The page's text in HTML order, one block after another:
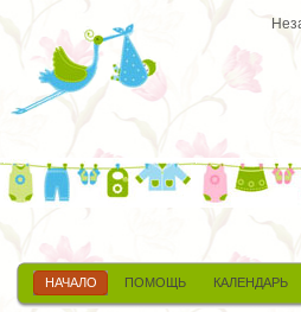
НАЧАЛО ПОМОЩЬ КАЛЕНДАРЬ